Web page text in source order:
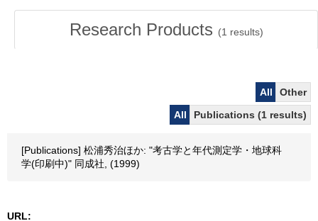
Research Products (1 results)
All
Other
All
Publications (1 results)
[Publications] 松浦秀治ほか: "考古学と年代測定学・地球科
学(印刷中)" 同成社, (1999)
URL: